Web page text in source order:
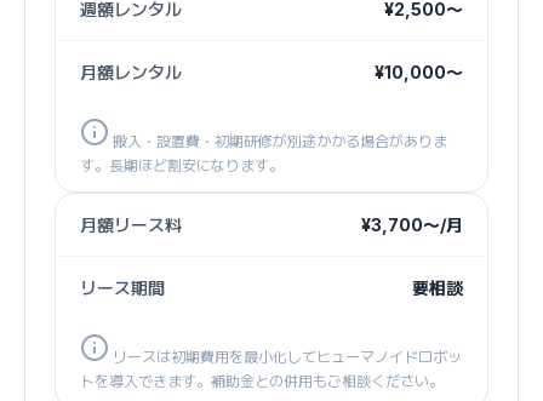
週額レンタル ¥2,500〜
月額レンタル ¥10,000〜
搬入・設置費・初期研修が別途かかる場合がありま
す。長期ほど割安になります。
月額リース料 ¥3,700〜/月
リース期間 要相談
リースは初期費用を最小化してヒューマノイドロボッ
トを導入できます。補助金との併用もご相談ください。